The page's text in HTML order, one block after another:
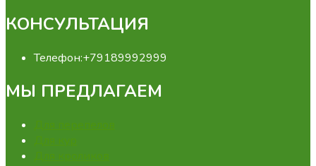
КОНСУЛЬТАЦИЯ
Телефон:+79189992999
МЫ ПРЕДЛАГАЕМ
Для перепелов
Для кур
Для кроликов